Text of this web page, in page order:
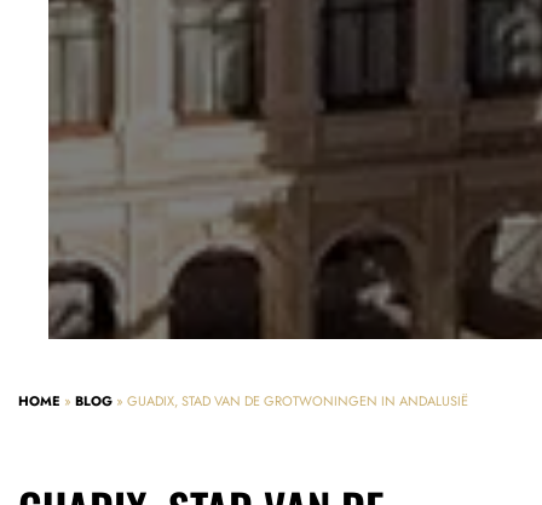
HOME » BLOG » GUADIX, STAD VAN DE GROTWONINGEN IN ANDALUSIË